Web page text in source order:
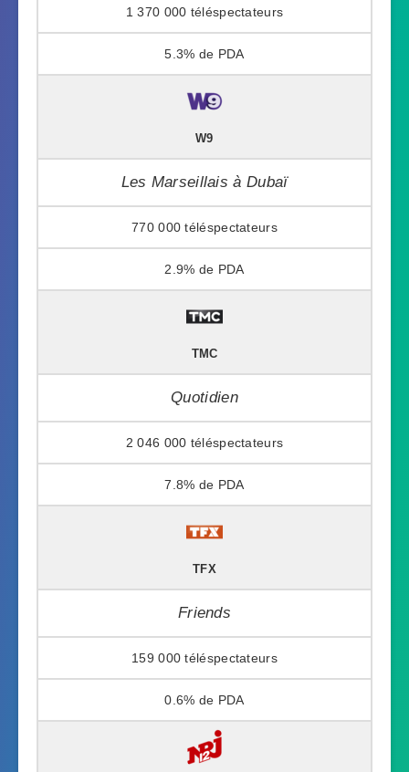
1 370 000
5.3%
W9
Les Marseillais à Dubaï
770 000
2.9%
TMC
Quotidien
2 046 000
7.8%
TFX
Friends
159 000
0.6%